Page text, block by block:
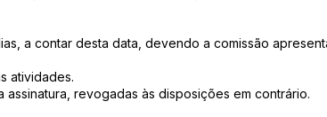
a contar desta data, devendo a comissão
atividades.
assinatura, revogadas às disposições em contrário.